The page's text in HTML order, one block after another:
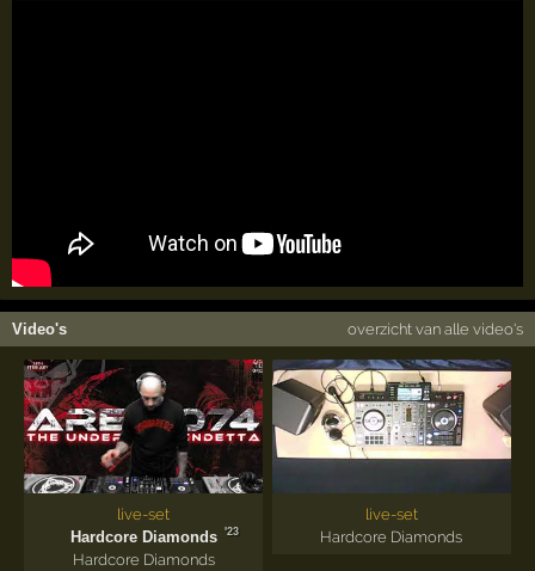
Video's overzicht van alle video's
live-set
Hardcore Diamonds
'23
Hardcore Diamonds
live-set
Hardcore Diamonds